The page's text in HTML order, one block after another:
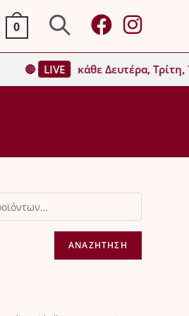
0 Toggle
website
🔴 LIVE κάθε Δευτέρα,
ΑΝΑΖΉΤΗΣΗ